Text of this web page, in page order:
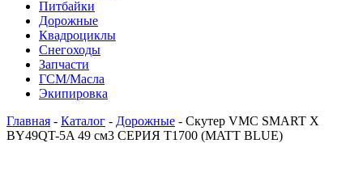
Питбайки
Дорожные
Квадроциклы
Снегоходы
Запчасти
ГСМ/Масла
Экипировка
Главная - Каталог - Дорожные - Скутер VMC SMART X
BY49QT-5A 49 см3 СЕРИЯ T1700 (MATT BLUE)